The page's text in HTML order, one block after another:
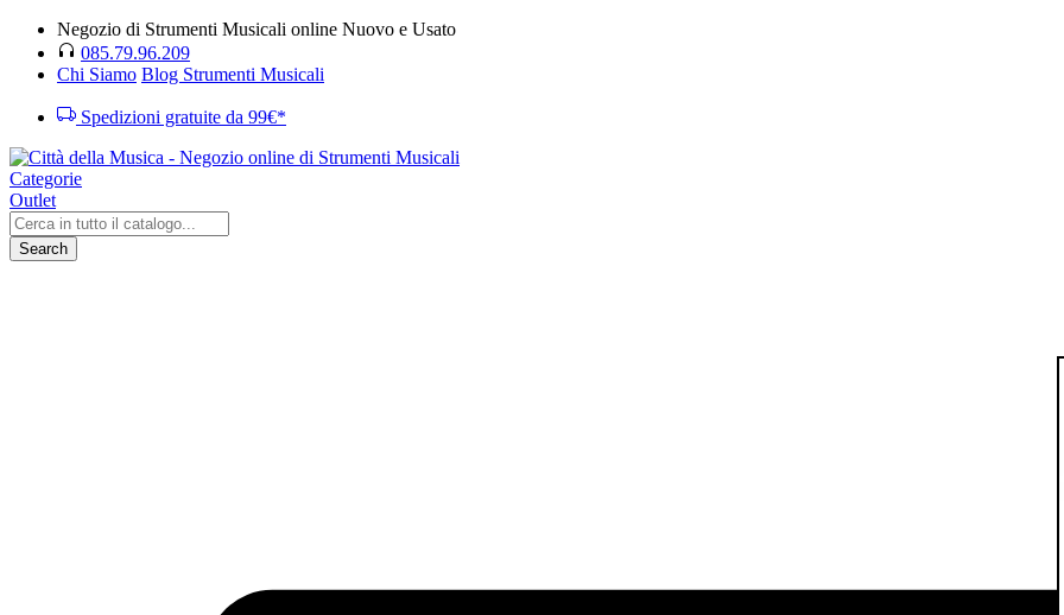
Negozio di Strumenti Musicali online Nuovo e Usato
085.79.96.209
Chi Siamo Blog Strumenti Musicali
Spedizioni gratuite da 99€*
Categorie
Outlet
Search